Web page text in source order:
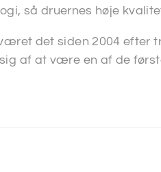
så druernes høje
det siden 2004 efter
af at være en af de